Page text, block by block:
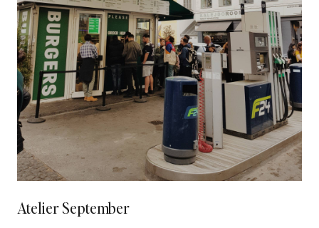
Atelier September